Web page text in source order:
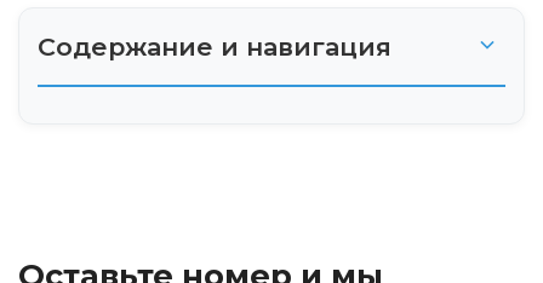
Содержание и навигация
Материалы, используемые в купальных
Оставьте номер и мы